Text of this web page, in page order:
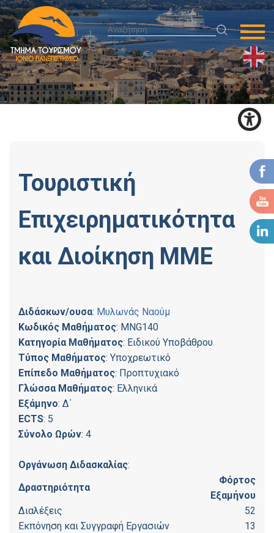
Τουριστική
Επιχειρηματικότητα
και Διοίκηση ΜΜΕ
Διδάσκων/ουσα: Μυλωνάς Ναούμ
Κωδικός Μαθήματος: MNG140
Κατηγορία Μαθήματος: Ειδικού Υποβάθρου
Τύπος Μαθήματος: Υποχρεωτικό
Επίπεδο Μαθήματος: Προπτυχιακό
Γλώσσα Μαθήματος: Ελληνικά
Εξάμηνο: Δ΄
ECTS: 5
Σύνολο Ωρών: 4
Οργάνωση Διδασκαλίας:
Δραστηριότητα
Φόρτος
Εξαμήνου
Διαλέξεις
52
Εκπόνηση και Συγγραφή Εργασιών
13